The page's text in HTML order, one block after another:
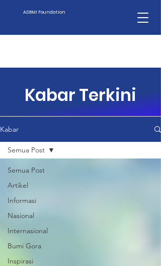
ADBMI Foundation
Kabar Terkini
Kabar
Semua Post
Artikel
Informasi
Nasional
Internasional
Bumi Gora
Inspirasi
Semua Post